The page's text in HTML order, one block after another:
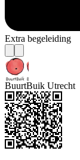
Extra begeleiding
BuurtBuik Utrecht